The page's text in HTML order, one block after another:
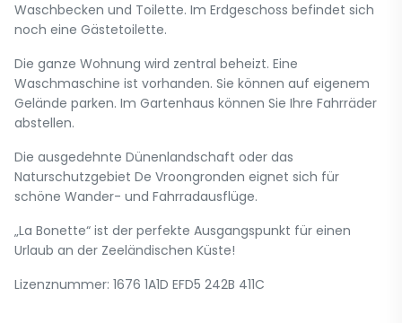
Waschbecken und Toilette. Im Erdgeschoss befindet sich
noch eine Gästetoilette.
Die ganze Wohnung wird zentral beheizt. Eine
Waschmaschine ist vorhanden. Sie können auf eigenem
Gelände parken. Im Gartenhaus können Sie Ihre Fahrräder
abstellen.
Die ausgedehnte Dünenlandschaft oder das
Naturschutzgebiet De Vroongronden eignet sich für
schöne Wander- und Fahrradausflüge.
„La Bonette“ ist der perfekte Ausgangspunkt für einen
Urlaub an der Zeeländischen Küste!
Lizenznummer: 1676 1A1D EFD5 242B 411C